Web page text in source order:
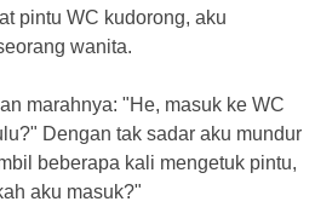
pintu WC kudorong, aku
wanita.
marahnya: "He, masuk ke WC
Dengan tak sadar aku mundur
beberapa kali mengetuk pintu,
aku masuk?"